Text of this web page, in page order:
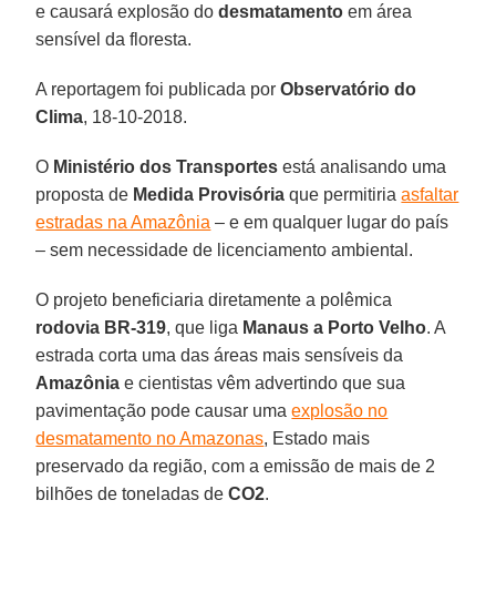
e causará explosão dodesmatamento em área
sensível da floresta.
A reportagem foi publicada porObservatório do
Clima, 18-10-2018.
O Ministério dos Transportes está analisando uma
proposta de Medida Provisória que permitiriaasfaltar
estradas na Amazônia – e em qualquer lugar do país
– sem necessidade de licenciamento ambiental.
O projeto beneficiaria diretamente a polêmica
rodovia BR-319, que liga Manaus a Porto Velho. A
estrada corta uma das áreas mais sensíveis da
Amazônia e cientistas vêm advertindo que sua
pavimentação pode causar umaexplosão no
desmatamento no Amazonas, Estado mais
preservado da região, com a emissão de mais de 2
bilhões de toneladas deCO2.